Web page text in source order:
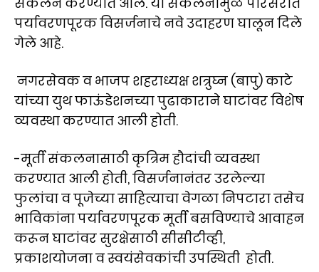
पर्यावरणपूरक विसर्जनाचे नवे उदाहरण घालून दिले
गेले आहे.
नगरसेवक व भाजप शहराध्यक्ष शत्रुघ्न (बापु) काटे
यांच्या युथ फाऊंडेशनच्या पुढाकाराने घाटांवर विशेष
व्यवस्था करण्यात आली होती.
-मूर्ती संकलनासाठी कृत्रिम हौदांची व्यवस्था
करण्यात आली होती, विसर्जनानंतर उरलेल्या
फुलांचा व पूजेच्या साहित्याचा वेगळा निपटारा तसेच
भाविकांना पर्यावरणपूरक मूर्ती बसविण्याचे आवाहन
करून घाटांवर सुरक्षेसाठी सीसीटीव्ही,
प्रकाशयोजना व स्वयंसेवकांची उपस्थिती होती.